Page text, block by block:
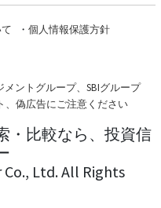
・ 個人情報保護方針
ントグループ、SBIグループ
、偽広告にご注意ください
・比較なら、投資信
Ltd. All Rights